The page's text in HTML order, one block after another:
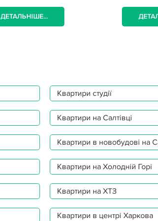
ДЕТАЛЬНІШЕ...
спорта)
Квартири студії
Квартири на Салтівці
Квартири в новобудові на
Квартири на Холодній Горі
Квартири на ХТЗ
Квартири в центрі Харкова